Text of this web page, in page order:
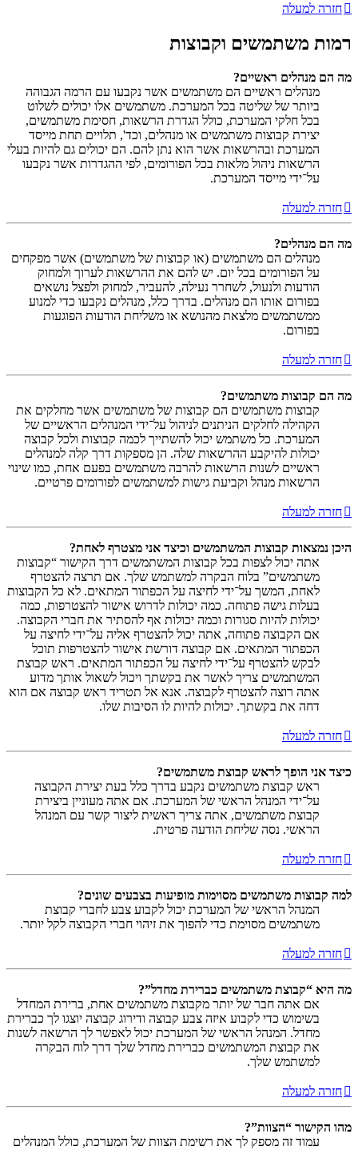
חזרה למעלה
רמות משתמשים וקבוצות
מה הם מנהלים ראשיים?
מנהלים ראשיים הם משתמשים אשר נקבעו עם הרמה הגבוהה
ביותר של שליטה בכל המערכת. משתמשים אלו יכולים לשלוט
בכל חלקי המערכת, כולל הגדרת הרשאות, חסימת משתמשים,
יצירת קבוצות משתמשים או מנהלים, וכד', תלויים תחת מייסד
המערכת ובהרשאות אשר הוא נתן להם. הם יכולים גם להיות בעלי
הרשאות ניהול מלאות בכל הפורומים, לפי ההגדרות אשר נקבעו
על־ידי מייסד המערכת.
חזרה למעלה
מה הם מנהלים?
מנהלים הם משתמשים (או קבוצות של משתמשים) אשר מפקחים
על הפורומים בכל יום. יש להם את ההרשאות לערוך ולמחוק
הודעות ולנעול, לשחרר נעילה, להעביר, למחוק ולפצל נושאים
בפורום אותו הם מנהלים. בדרך כלל, מנהלים נקבעו כדי למנוע
ממשתמשים מלצאת מהנושא או משליחת הודעות הפוגעות
בפורום.
חזרה למעלה
מה הם קבוצות משתמשים?
קבוצות משתמשים הם קבוצות של משתמשים אשר מחלקים את
הקהילה לחלקים הניתנים לניהול על־ידי המנהלים הראשיים של
המערכת. כל משתמש יכול להשתייך לכמה קבוצות ולכל קבוצה
יכולות להיקבע ההרשאות שלה. הן מספקות דרך קלה למנהלים
ראשיים לשנות הרשאות להרבה משתמשים בפעם אחת, כמו שינוי
הרשאות מנהל וקביעת גישות למשתמשים לפורומים פרטיים.
חזרה למעלה
היכן נמצאות קבוצות המשתמשים וכיצד אני מצטרף לאחת?
אתה יכול לצפות בכל קבוצות המשתמשים דרך הקישור “קבוצות
משתמשים” בלוח הבקרה למשתמש שלך. אם תרצה להצטרף
לאחת, המשך על־ידי לחיצה על הכפתור המתאים. לא כל הקבוצות
בעלות גישה פתוחה. כמה יכולות לדרוש אישור להצטרפות, כמה
יכולות להיות סגורות וכמה יכולות אף להסתיר את חברי הקבוצה.
אם הקבוצה פתוחה, אתה יכול להצטרף אליה על־ידי לחיצה על
הכפתור המתאים. אם קבוצה דורשת אישור להצטרפות תוכל
לבקש להצטרף על־ידי לחיצה על הכפתור המתאים. ראש קבוצת
המשתמשים צריך לאשר את בקשתך ויכול לשאול אותך מדוע
אתה רוצה להצטרף לקבוצה. אנא אל תטריד ראש קבוצה אם הוא
דחה את בקשתך. יכולות להיות לו הסיבות שלו.
חזרה למעלה
כיצד אני הופך לראש קבוצת משתמשים?
ראש קבוצת משתמשים נקבע בדרך כלל בעת יצירת הקבוצה
על־ידי המנהל הראשי של המערכת. אם אתה מעוניין ביצירת
קבוצת משתמשים, אתה צריך ראשית ליצור קשר עם המנהל
הראשי. נסה שליחת הודעה פרטית.
חזרה למעלה
למה קבוצות משתמשים מסוימות מופיעות בצבעים שונים?
המנהל הראשי של המערכת יכול לקבוע צבע לחברי קבוצת
משתמשים מסוימת כדי להפוך את זיהוי חברי הקבוצה לקל יותר.
חזרה למעלה
מה היא “קבוצת משתמשים כברירת מחדל”?
אם אתה חבר של יותר מקבוצת משתמשים אחת, ברירת המחדל
בשימוש כדי לקבוע איזה צבע קבוצה ודירוג קבוצה יוצגו לך כברירת
מחדל. המנהל הראשי של המערכת יכול לאפשר לך הרשאה לשנות
את קבוצת המשתמשים כברירת מחדל שלך דרך לוח הבקרה
למשתמש שלך.
חזרה למעלה
מהו הקישור “הצוות”?
עמוד זה מספק לך את רשימת הצוות של המערכת, כולל המנהלים